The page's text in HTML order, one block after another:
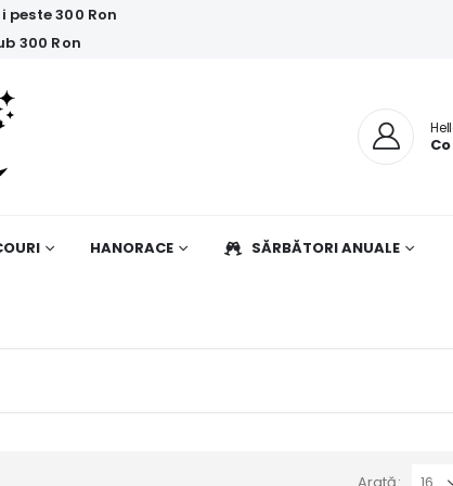
peste 300 Ron
300 Ron
HANORACE SĂRBĂTORI ANUALE